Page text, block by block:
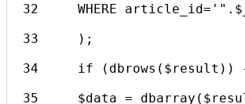
32     WHERE
33     );
34     if (dbrows($result))
35     $data =